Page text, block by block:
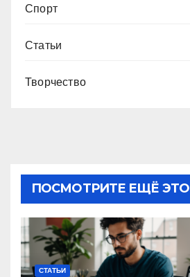
Спорт
Статьи
Творчество
ПОСМОТРИТЕ ЕЩЁ ЭТО
СТАТЬИ